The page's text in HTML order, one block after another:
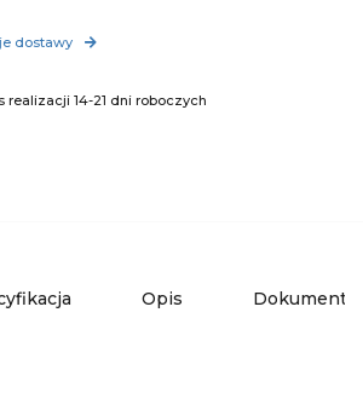
dostawy
realizacji 14-21 dni roboczych
Opis Dokumenty